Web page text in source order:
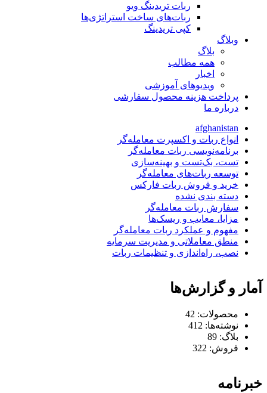
ربات تریدینگ ویو
ربات‌های ساخت استراتژی‌ها
کپی تریدینگ
وبلاگ
بلاگ
همه مطالب
اخبار
ویدیوهای آموزشی
پرداخت هزینه محصول سفارشی
درباره ما
afghanistan
انواع ربات و اکسپرت معامله‌گر
برنامه‌نویسی ربات معامله‌گر
تست، بک‌تست و بهینه‌سازی
توسعه ربات‌های معامله‌گر
خرید و فروش ربات فارکس
دسته بندی نشده
سفارش ربات معامله‌گر
مزایا، معایب و ریسک‌ها
مفهوم و عملکرد ربات معامله‌گر
منطق معاملاتی و مدیریت سرمایه
نصب، راه‌اندازی و تنظیمات ربات
آمار و گزارش‌ها
محصولات: 42
نوشته‌ها: 412
بلاگ: 89
فروش: 322
خبرنامه